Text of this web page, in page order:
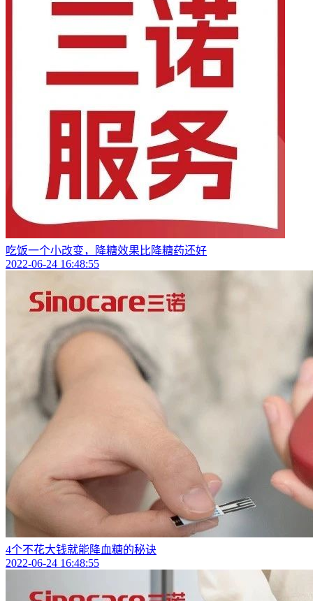
吃饭一个小改变，降糖效果比降糖药还好
2022-06-24 16:48:55
4个不花大钱就能降血糖的秘诀
2022-06-24 16:48:55